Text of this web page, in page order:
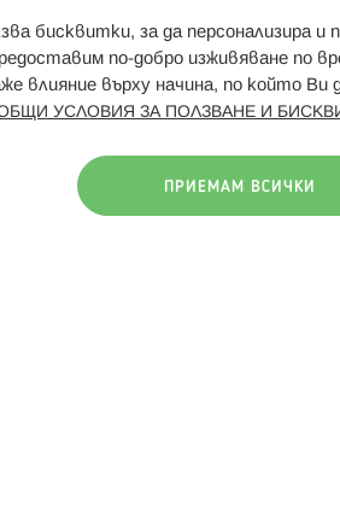
Магазини Свързани
бисквитки, за да
по-добро изживяване по
влияние върху начина, по който Ви
УСЛОВИЯ ЗА ПОЛЗВАНЕ И
ПРИЕМАМ ВСИЧКИ